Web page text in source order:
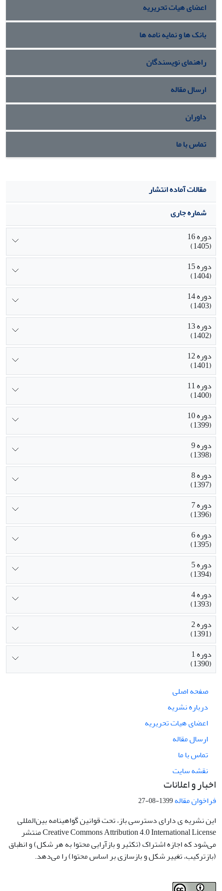
اعضای هیات تحریریه
بانک ها و نمایه نامه ها
راهنمای نویسندگان
ارسال مقاله
داوران
تماس با ما
مقالات آماده انتشار
شماره جاری
دوره 16
(1405)
دوره 15
(1404)
دوره 14
(1403)
دوره 13
(1402)
دوره 12
(1401)
دوره 11
(1400)
دوره 10
(1399)
دوره 9
(1398)
دوره 8
(1397)
دوره 7
(1396)
دوره 6
(1395)
دوره 5
(1394)
دوره 4
(1393)
دوره 2
(1391)
دوره 1
(1390)
صفحه اصلی
درباره نشریه
اعضای هیات تحریریه
ارسال مقاله
تماس با ما
نقشه سایت
اخبار و اعلانات
فراخوان مقاله1399-08-27
این نشریه ی دارای دسترسی باز، تحت قوانین گواهینامه بین‌المللی
Creative Commons Attribution 4.0 International License منتشر
می‌شود که اجازه اشتراک (تکثیر و بازآرایی محتوا به هر شکل) و انطباق
(بازترکیب، تغییر شکل و بازسازی بر اساس محتوا) را می‌دهد.